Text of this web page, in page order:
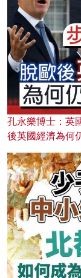
孔永樂博士：英
後英國經濟為何